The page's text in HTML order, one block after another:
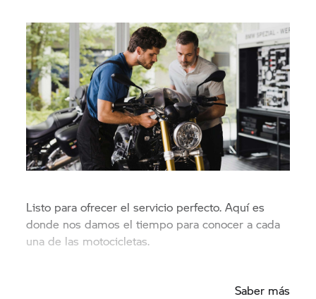
Listo para ofrecer el servicio perfecto. Aquí es
donde nos damos el tiempo para conocer a cada
una de las motocicletas.
Saber más